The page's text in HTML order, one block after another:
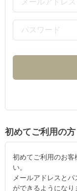
初めてご利用の
初めてご利用のお客
い。
メールアドレスと
ができるようになり